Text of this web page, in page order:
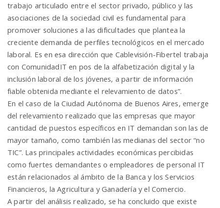
trabajo articulado entre el sector privado, público y las
asociaciones de la sociedad civil es fundamental para
promover soluciones a las dificultades que plantea la
creciente demanda de perfiles tecnológicos en el mercado
laboral. Es en esa dirección que Cablevisión-Fibertel trabaja
con ComunidadIT en pos de la alfabetización digital y la
inclusión laboral de los jóvenes, a partir de información
fiable obtenida mediante el relevamiento de datos”.
En el caso de la Ciudad Autónoma de Buenos Aires, emerge
del relevamiento realizado que las empresas que mayor
cantidad de puestos específicos en IT demandan son las de
mayor tamaño, como también las medianas del sector “no
TIC”. Las principales actividades económicas percibidas
como fuertes demandantes o empleadores de personal IT
están relacionados al ámbito de la Banca y los Servicios
Financieros, la Agricultura y Ganadería y el Comercio.
A partir del análisis realizado, se ha concluido que existe